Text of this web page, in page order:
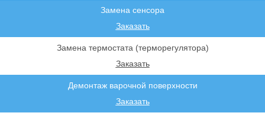
Замена сенсора
Демонтаж варочной поверхности
Замена термостата (терморегулятора)
Заказать
Заказать
Заказать